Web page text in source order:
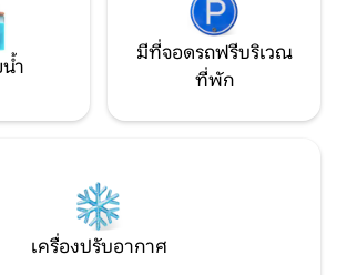
ำ
มีที่จอดรถฟรีบริเวณ
ที่พัก
เครื่องปรับอากาศ